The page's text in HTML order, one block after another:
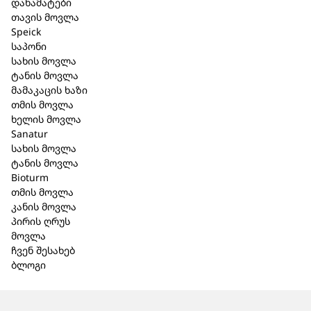
თავის მოვლა
Speick
საპონი
სახის მოვლა
ტანის მოვლა
მამაკაცის ხაზი
თმის მოვლა
ხელის მოვლა
Sanatur
სახის მოვლა
ტანის მოვლა
Bioturm
თმის მოვლა
კანის მოვლა
პირის ღრუს
მოვლა
ჩვენ შესახებ
ბლოგი